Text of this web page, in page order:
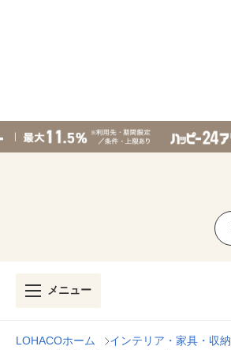
メニュー
LOHACOホーム インテリア・家具・収納